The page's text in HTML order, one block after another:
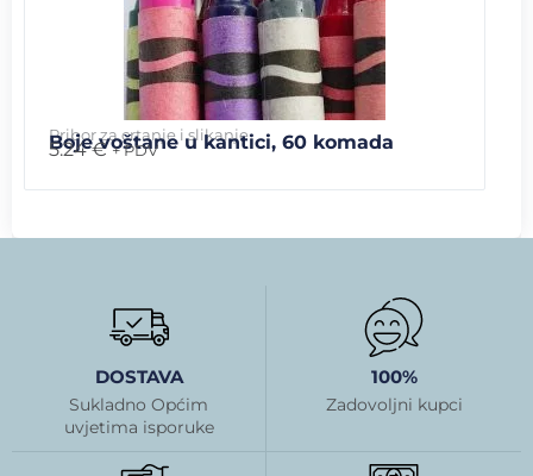
Pribor za crtanje i slikanje
Boje voštane u kantici, 60 komada
5.24€ + PDV
DOSTAVA
Sukladno Općim
uvjetima isporuke
100%
Zadovoljni kupci